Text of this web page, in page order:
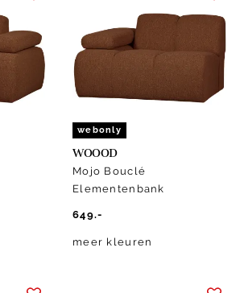
webonly
WOOOD
Mojo Bouclé
Elementenbank
649.-
meer kleuren